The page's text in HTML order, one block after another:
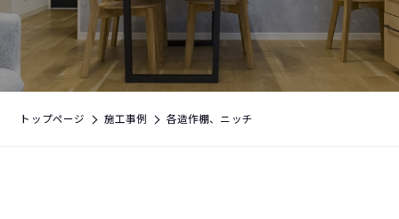
トップページ 施工事例 各造作棚、ニッチ